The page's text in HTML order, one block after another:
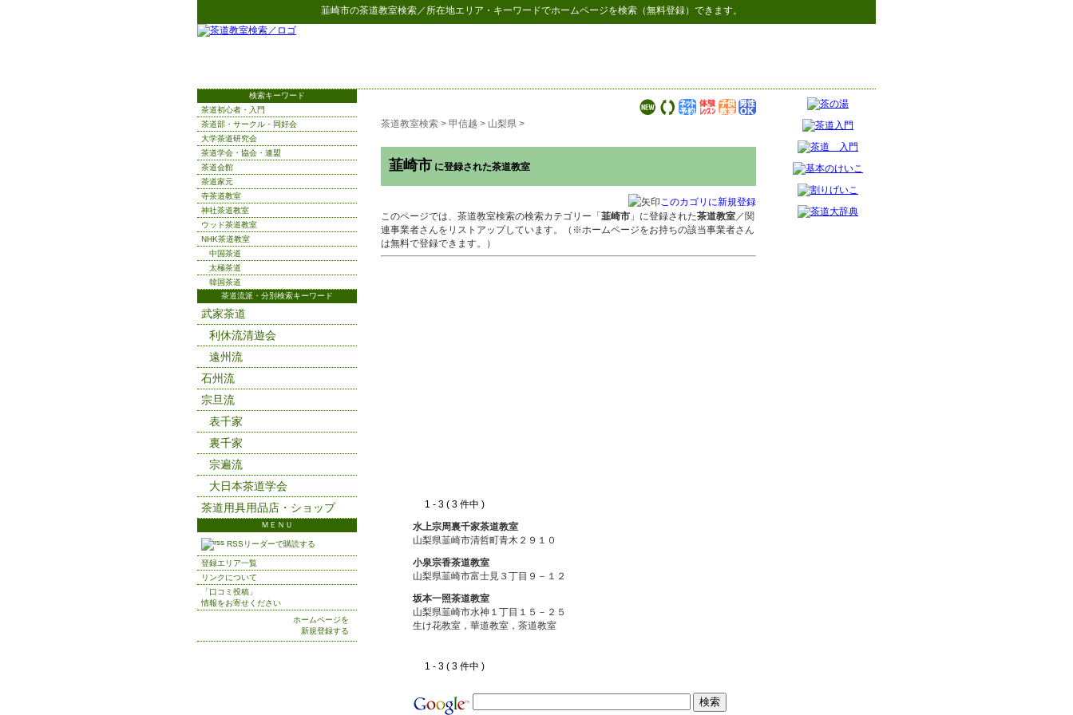
韮崎市の茶道教室検索／所在地エリア・キーワードでホームページを検索（無料登録）できます。
茶道教室検索 > 甲信越 > 山梨県 >
韮崎市 に登録された茶道教室
このカゴリに新規登録
このページでは、茶道教室検索の検索カテゴリー「 韮崎市 」に登録された茶道教室／関
連事業者さんをリストアップしています。（※ホームページをお持ちの該当事業者さん
は無料で登録できます。）
1 - 3 ( 3 件中 )
水上宗周裏千家茶道教室
山梨県韮崎市清哲町青木２９１０
小泉宗香茶道教室
山梨県韮崎市富士見３丁目９－１２
坂本一照茶道教室
山梨県韮崎市水神１丁目１５－２５
生け花教室，華道教室，茶道教室
1 - 3 ( 3 件中 )
検索キーワード
茶道初心者・入門
茶道部・サークル・同好会
大学茶道研究会
茶道学会・協会・連盟
茶道会館
茶道家元
寺茶道教室
神社茶道教室
ウッド茶道教室
NHK茶道教室
中国茶道
太極茶道
韓国茶道
茶道流派・分別検索キーワード
武家茶道
利休流清遊会
遠州流
石州流
宗旦流
表千家
裏千家
宗遍流
大日本茶道学会
茶道用具用品店・ショップ
ＭＥＮＵ
RSSリーダーで購読する
登録エリア一覧
リンクについて
「口コミ投稿」
情報をお寄せください
ホームページを
新規登録する